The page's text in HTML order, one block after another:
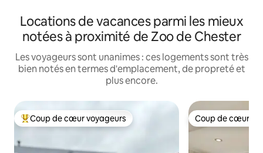
Locations de vacances parmi les mieux
notées à proximité de Zoo de Chester
Les voyageurs sont unanimes : ces logements sont très
bien notés en termes d'emplacement, de propreté et
plus encore.
Coups de cœur voyageurs les plus appréciés
Coup de cœur voyageurs Coup de cœur
Coup de cœur